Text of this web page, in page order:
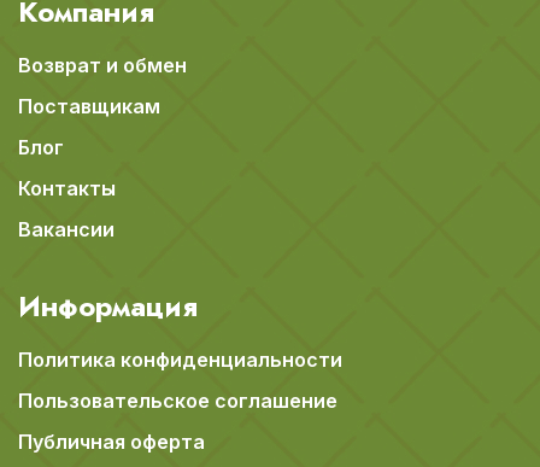
Компания
Возврат и обмен
Поставщикам
Блог
Контакты
Вакансии
Информация
Политика конфиденциальности
Пользовательское соглашение
Публичная оферта